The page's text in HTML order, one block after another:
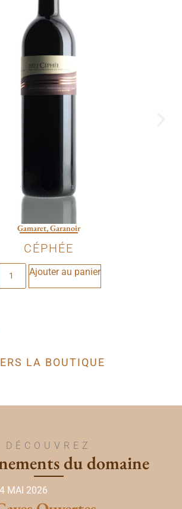
Pinot Noir
PERSÉAS
Ajouter au panier
LA BOUTIQUE
DÉCOUVREZ
du domaine
MAI 2026